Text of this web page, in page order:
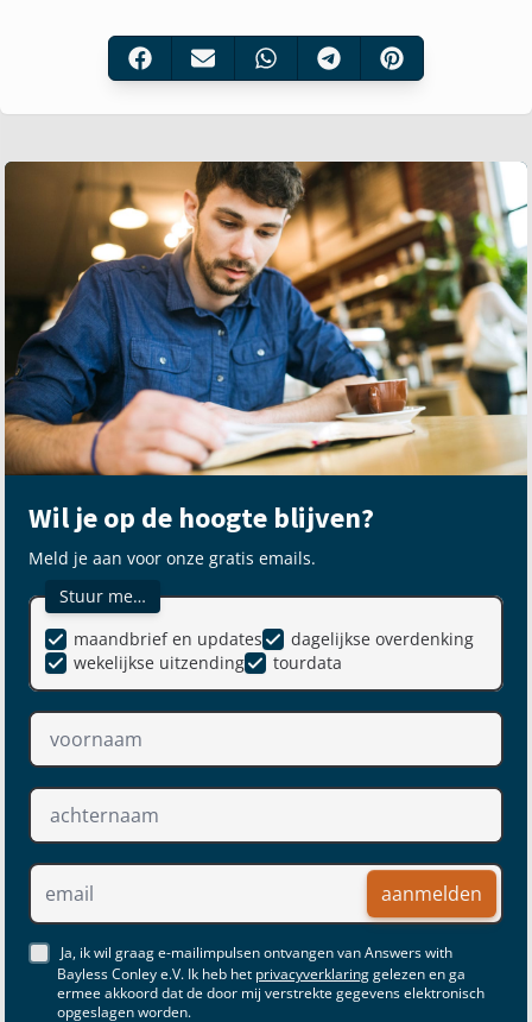
Wil je op de hoogte blijven?
Meld je aan voor onze gratis emails.
Stuur me…
maandbrief en updates
dagelijkse overdenking
wekelijkse uitzending
tourdata
aanmelden
Ja, ik wil graag e-mailimpulsen ontvangen van Answers with
Bayless Conley e.V. Ik heb het privacyverklaringgelezen en ga
ermee akkoord dat de door mij verstrekte gegevens elektronisch
opgeslagen worden.